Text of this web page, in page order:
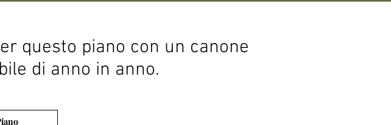
questo piano con un canone
di anno in anno.